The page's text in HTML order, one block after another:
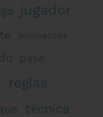
jugador
momentos
pase
reglas
técnica